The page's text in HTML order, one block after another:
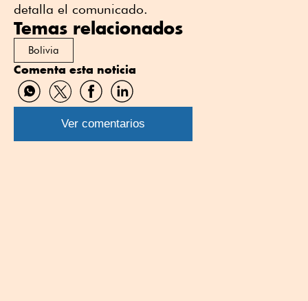
detalla el comunicado.
Temas relacionados
Bolivia
Comenta esta noticia
Compartir
por
WhatsApp
Compartir
por
Twitter
Compartir
por
Facebook
Compartir
por
Linkedin
Ver comentarios